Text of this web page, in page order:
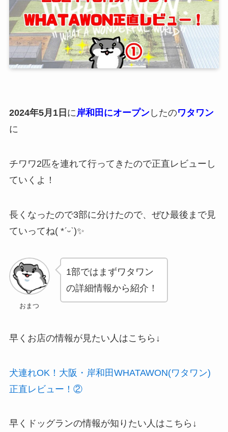
2024年5月1日 に岸和田にオープンしたのワタワン
に
チワワ2匹を連れて行ってきたので正直レビューし
ていくよ！
長くなったので3部に分けたので、ぜひ最後まで見
ていってね( *ˊᵕˋ)✨
おまつ
1部ではまずワタワン
の詳細情報から紹介！
早くお店の情報が見たい人はこちら↓
犬連れOK！大阪・岸和田WHATAWON(ワタワン)
正直レビュー！②
早くドッグランの情報が知りたい人はこちら↓